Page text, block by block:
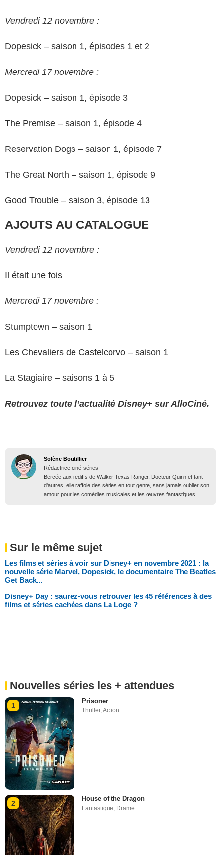
Vendredi 12 novembre :
Dopesick – saison 1, épisodes 1 et 2
Mercredi 17 novembre :
Dopesick – saison 1, épisode 3
The Premise – saison 1, épisode 4
Reservation Dogs – saison 1, épisode 7
The Great North – saison 1, épisode 9
Good Trouble – saison 3, épisode 13
AJOUTS AU CATALOGUE
Vendredi 12 novembre :
Il était une fois
Mercredi 17 novembre :
Stumptown – saison 1
Les Chevaliers de Castelcorvo – saison 1
La Stagiaire – saisons 1 à 5
Retrouvez toute l’actualité Disney+ sur AlloCiné.
Solène Boutillier
Rédactrice ciné-séries
Bercée aux rediffs de Walker Texas Ranger, Docteur Quinn et tant
d'autres, elle raffole des séries en tout genre, sans jamais oublier son
amour pour les comédies musicales et les œuvres fantastiques.
Sur le même sujet
Les films et séries à voir sur Disney+ en novembre 2021 : la
nouvelle série Marvel, Dopesick, le documentaire The Beatles
Get Back...
Disney+ Day : saurez-vous retrouver les 45 références à des
films et séries cachées dans La Loge ?
Nouvelles séries les + attendues
1
Prisoner
Thriller,Action
2
House of the Dragon
Fantastique, Drame